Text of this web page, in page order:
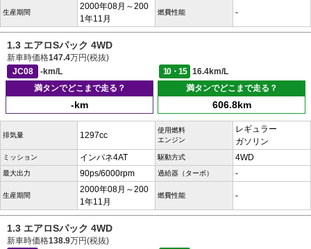
生産期間
2000年08月～200
1年11月
燃費性能 -
1.3 エアロSパック 4WD
新車時価格147.4万円(税抜)
JC08
-km/L 10・15
16.4km/L
満タンでどこまで走る？
-km
満タンでどこまで走る？
606.8km
排気量 1297cc
使用燃料
エンジン
レギュラー
ガソリン
ミッション インパネ4AT 駆動方式 4WD
最大出力 90ps/6000rpm 過給器（ターボ） -
生産期間
2000年08月～200
1年11月
燃費性能 -
1.3 エアロSパック 4WD
新車時価格138.9万円(税抜)